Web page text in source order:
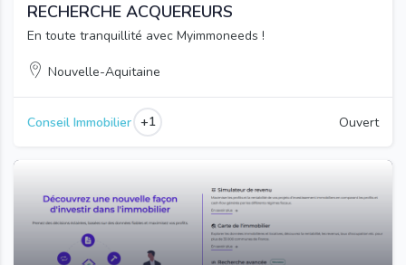
RECHERCHE ACQUEREURS
En toute tranquillité avec Myimmoneeds !
Nouvelle-Aquitaine
Conseil Immobilier +1 Ouvert